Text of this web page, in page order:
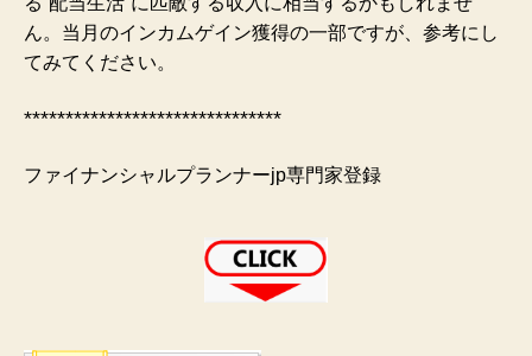
ん。当月のインカムゲイン獲得の一部ですが、参考にし
てみてください。
*******************************
ファイナンシャルプランナーjp専門家登録